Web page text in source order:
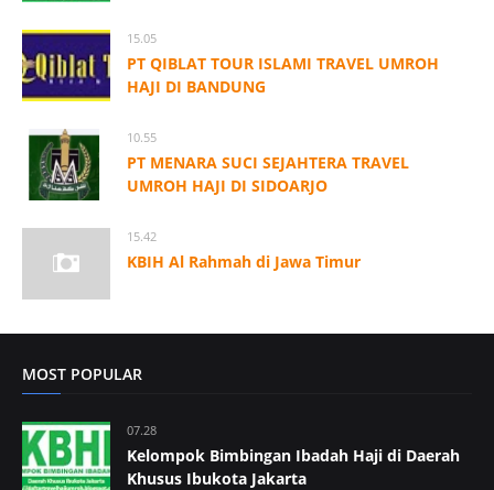
15.05
PT QIBLAT TOUR ISLAMI TRAVEL UMROH
HAJI DI BANDUNG
10.55
PT MENARA SUCI SEJAHTERA TRAVEL
UMROH HAJI DI SIDOARJO
15.42
KBIH Al Rahmah di Jawa Timur
MOST POPULAR
07.28
Kelompok Bimbingan Ibadah Haji di Daerah
Khusus Ibukota Jakarta